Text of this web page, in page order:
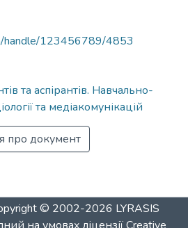
handle/123456789/4853
та аспірантів. Навчально-
та медіакомунікацій
про документ
© 2002-2026 LYRASIS